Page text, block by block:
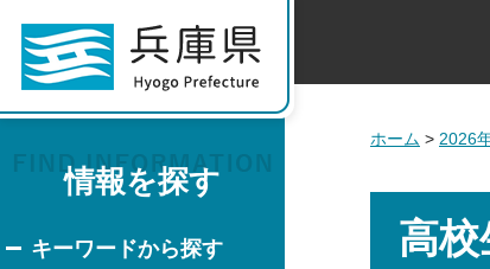
情報を探す
キーワードから探す
ホーム > 2026
高